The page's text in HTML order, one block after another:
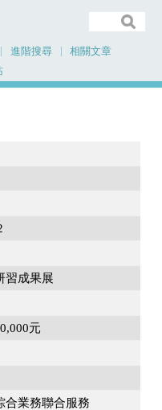
進階搜尋
相關文章
習成果展
元
合業務聯合服務